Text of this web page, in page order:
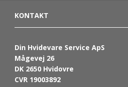
KONTAKT
Din Hvidevare Service ApS
Mågevej 26
DK 2650 Hvidovre
CVR 19003892